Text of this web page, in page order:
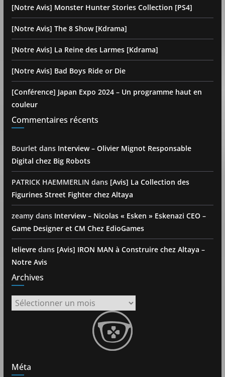
[Notre Avis] Monster Hunter Stories Collection [PS4]
[Notre Avis] The 8 Show [Kdrama]
[Notre Avis] La Reine des Larmes [Kdrama]
[Notre Avis] Bad Boys Ride or Die
[Conférence] Japan Expo 2024 – Un programme haut en
couleur
Commentaires récents
Bourlet dans Interview – Olivier Mignot Responsable
Digital chez Big Robots
PATRICK HAEMMERLIN dans [Avis] La Collection des
Figurines Street Fighter chez Altaya
zeamydans Interview – Nicolas « Esken » Eskenazi CEO –
Game Designer et CM Chez EdioGames
lelievredans [Avis] IRON MAN à Construire chez Altaya –
Notre Avis
Archives
Archives
Méta